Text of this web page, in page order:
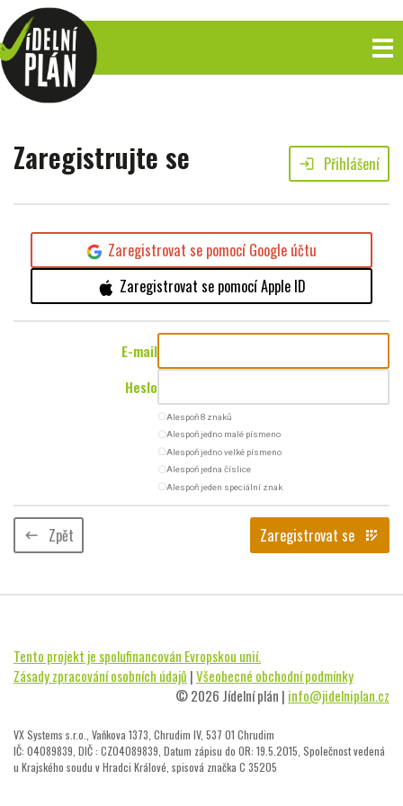
Zaregistrujte se login Přihlášení
Zaregistrovat se pomocí Google účtu
Zaregistrovat se pomocí Apple ID
E-mail
Heslo
radio_button_uncheckedAlespoň 8 znaků
radio_button_uncheckedAlespoň jedno malé písmeno
radio_button_uncheckedAlespoň jedno velké písmeno
radio_button_uncheckedAlespoň jedna číslice
radio_button_uncheckedAlespoň jeden speciální znak
keyboard_backspace Zpět Zaregistrovat se app_registration
Tento projekt je spolufinancován Evropskou unií.
Zásady zpracování osobních údajů |Všeobecné obchodní podmínky
© 2026 Jídelní plán | info@jidelniplan.cz
VX Systems s.r.o., Vaňkova 1373, Chrudim IV, 537 01 Chrudim
IČ: 04089839, DIČ : CZ04089839, Datum zápisu do OR: 19.5.2015, Společnost vedená
u Krajského soudu v Hradci Králové, spisová značka C 35205